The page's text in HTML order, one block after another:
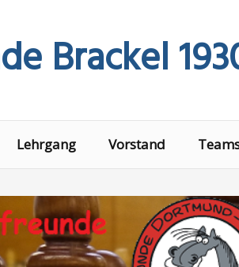
Brackel
Lehrgang Vorstand